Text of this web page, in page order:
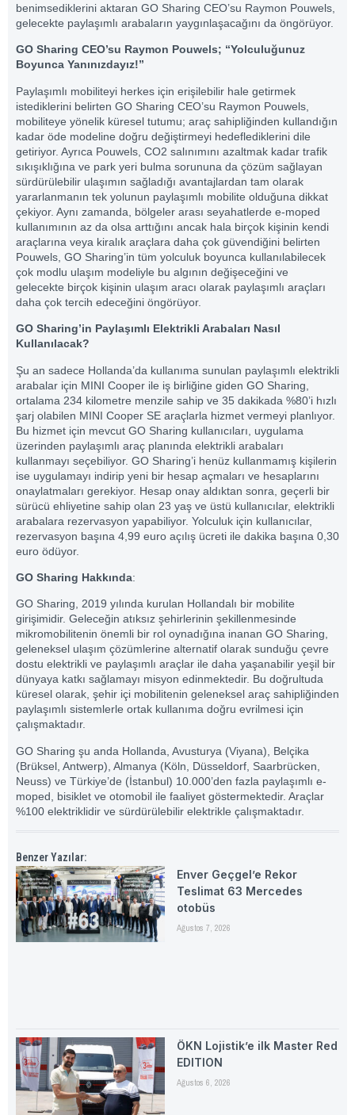
benimsediklerini aktaran GO Sharing CEO’su Raymon Pouwels,
gelecekte paylaşımlı arabaların yaygınlaşacağını da öngörüyor.
GO Sharing CEO’su Raymon Pouwels; “Yolculuğunuz
Boyunca Yanınızdayız!”
Paylaşımlı mobiliteyi herkes için erişilebilir hale getirmek
istediklerini belirten GO Sharing CEO’su Raymon Pouwels,
mobiliteye yönelik küresel tutumu; araç sahipliğinden kullandığın
kadar öde modeline doğru değiştirmeyi hedeflediklerini dile
getiriyor. Ayrıca Pouwels, CO2 salınımını azaltmak kadar trafik
sıkışıklığına ve park yeri bulma sorununa da çözüm sağlayan
sürdürülebilir ulaşımın sağladığı avantajlardan tam olarak
yararlanmanın tek yolunun paylaşımlı mobilite olduğuna dikkat
çekiyor. Aynı zamanda, bölgeler arası seyahatlerde e-moped
kullanımının az da olsa arttığını ancak hala birçok kişinin kendi
araçlarına veya kiralık araçlara daha çok güvendiğini belirten
Pouwels, GO Sharing’in tüm yolculuk boyunca kullanılabilecek
çok modlu ulaşım modeliyle bu algının değişeceğini ve
gelecekte birçok kişinin ulaşım aracı olarak paylaşımlı araçları
daha çok tercih edeceğini öngörüyor.
GO Sharing’in Paylaşımlı Elektrikli Arabaları Nasıl
Kullanılacak?
Şu an sadece Hollanda’da kullanıma sunulan paylaşımlı elektrikli
arabalar için MINI Cooper ile iş birliğine giden GO Sharing,
ortalama 234 kilometre menzile sahip ve 35 dakikada %80’i hızlı
şarj olabilen MINI Cooper SE araçlarla hizmet vermeyi planlıyor.
Bu hizmet için mevcut GO Sharing kullanıcıları, uygulama
üzerinden paylaşımlı araç planında elektrikli arabaları
kullanmayı seçebiliyor. GO Sharing’i henüz kullanmamış kişilerin
ise uygulamayı indirip yeni bir hesap açmaları ve hesaplarını
onaylatmaları gerekiyor. Hesap onay aldıktan sonra, geçerli bir
sürücü ehliyetine sahip olan 23 yaş ve üstü kullanıcılar, elektrikli
arabalara rezervasyon yapabiliyor. Yolculuk için kullanıcılar,
rezervasyon başına 4,99 euro açılış ücreti ile dakika başına 0,30
euro ödüyor.
GO Sharing Hakkında:
GO Sharing, 2019 yılında kurulan Hollandalı bir mobilite
girişimidir. Geleceğin atıksız şehirlerinin şekillenmesinde
mikromobilitenin önemli bir rol oynadığına inanan GO Sharing,
geleneksel ulaşım çözümlerine alternatif olarak sunduğu çevre
dostu elektrikli ve paylaşımlı araçlar ile daha yaşanabilir yeşil bir
dünyaya katkı sağlamayı misyon edinmektedir. Bu doğrultuda
küresel olarak, şehir içi mobilitenin geleneksel araç sahipliğinden
paylaşımlı sistemlerle ortak kullanıma doğru evrilmesi için
çalışmaktadır.
GO Sharing şu anda Hollanda, Avusturya (Viyana), Belçika
(Brüksel, Antwerp), Almanya (Köln, Düsseldorf, Saarbrücken,
Neuss) ve Türkiye’de (İstanbul) 10.000’den fazla paylaşımlı e-
moped, bisiklet ve otomobil ile faaliyet göstermektedir. Araçlar
%100 elektriklidir ve sürdürülebilir elektrikle çalışmaktadır.
Benzer Yazılar:
Enver Geçgel’e Rekor
Teslimat 63 Mercedes
otobüs
Ağustos 7, 2026
ÖKN Lojistik’e ilk Master Red
EDITION
Ağustos 6, 2026